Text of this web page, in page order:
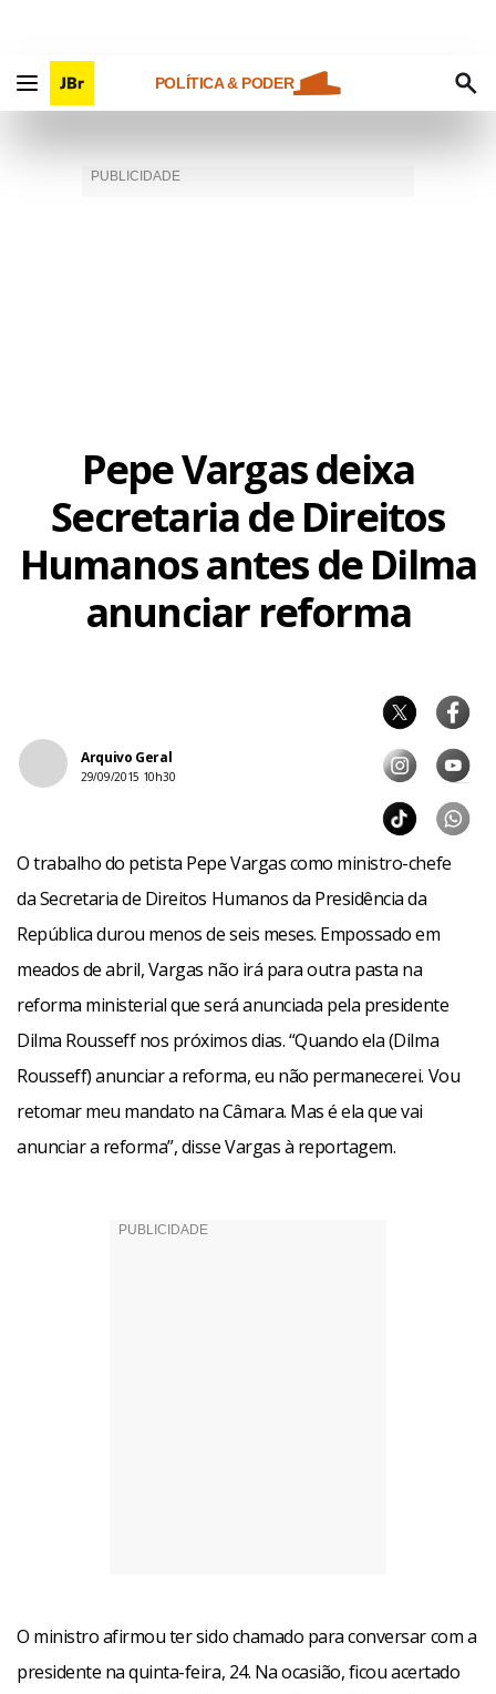
POLÍTICA & PODER
Pepe Vargas deixa
Secretaria de Direitos
Humanos antes de Dilma
anunciar reforma
Arquivo Geral
29/09/2015 10h30
O trabalho do petista Pepe Vargas como ministro-chefe
da Secretaria de Direitos Humanos da Presidência da
República durou menos de seis meses. Empossado em
meados de abril, Vargas não irá para outra pasta na
reforma ministerial que será anunciada pela presidente
Dilma Rousseff nos próximos dias. “Quando ela (Dilma
Rousseff) anunciar a reforma, eu não permanecerei. Vou
retomar meu mandato na Câmara. Mas é ela que vai
anunciar a reforma”, disse Vargas à reportagem.
O ministro afirmou ter sido chamado para conversar com a
presidente na quinta-feira, 24. Na ocasião, ficou acertado